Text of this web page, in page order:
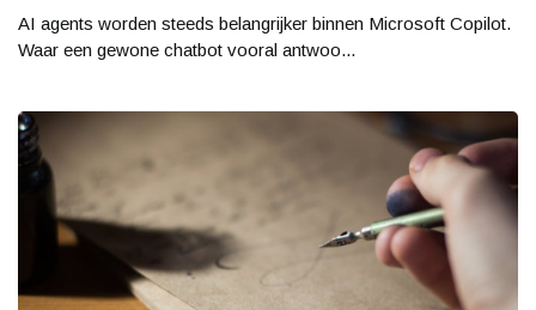
AI agents worden steeds belangrijker binnen Microsoft Copilot.
Waar een gewone chatbot vooral antwoo...